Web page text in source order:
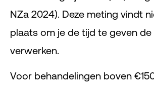
NZa 2024). Deze meting vindt
plaats om je de tijd te geven
verwerken.
Voor behandelingen boven